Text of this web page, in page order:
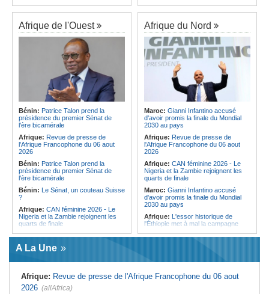
Congo-Kinshasa:Plan stratégique
triennal 2026-2028 - L'IGF place la
digitalisation au coeur des réformes
Congo-Kinshasa:RDC - Félix
Tshisekedi place le CEFOCK au
coeur de bataille de l'appropriation
du Génocost !
Congo-Kinshasa: Matadi - Le
Kongo Central lance la campagne
de sensibilisation au deuxième
Recensement général de la
population et de l'habitat
Congo-Kinshasa: Le VPM Shabani
remet aux organisations politiques la
directive ministérielle de l'année
politique 2026
Congo-Kinshasa:Gratien de
Saint-Nicolas Iracan - « Je ne
soutiendrai jamais un dialogue
destiné au partage du pouvoir ou à
la légitimation des groupes armés »
Ethiopie:Addis-Abeba - L'église
d'Afrique lance officiellement son
'cheminement' vers la grande
Assemblée de 2028
Afrique de l'Est: Le pari du régime
érythréen - Pousser le Tigray vers
une zone tampon dans le cadre
d'une nouvelle guerre par
procuration
Ethiopie:Le Premier ministre Abiy
inaugure le nouveau terminal de
l'aéroport international de Bahir Dar
Afrique:La Croix-Rouge
éthiopienne appelle à une
mobilisation accrue des ressources
locales en Afrique
Afrique de l'Est:
les moyens, entraver la coopération
équitable par tous les moyens
Afrique de l'Ouest
Bénin: Patrice Talon prend la
présidence du premier Sénat de
l'ère bicamérale
Afrique: Revue de presse de
l'Afrique Francophone du 06 aout
2026
Bénin: Patrice Talon prend la
présidence du premier Sénat de
l'ère bicamérale
Bénin: Le Sénat, un couteau Suisse
?
Afrique: CAN féminine 2026 - Le
Nigeria et la Zambie rejoignent les
quarts de finale
Afrique:Le continent, plaque
tournante des faux ordres de
virement
Mali:Achat d'un avion présidentiel -
condamnation de l'ex-ministre de
l'Économie
Afrique du Nord
Maroc: Gianni Infantino accusé
d'avoir promis la finale du Mondial
2030 au pays
Afrique: Revue de presse de
l'Afrique Francophone du 06 aout
2026
Afrique: CAN féminine 2026 - Le
Nigeria et la Zambie rejoignent les
quarts de finale
Maroc: Gianni Infantino accusé
d'avoir promis la finale du Mondial
2030 au pays
Afrique: L'essor historique de
l'Éthiopie met à mal la campagne
blessés dans un grave accident de
A La Une
Afrique: Revue de presse de l'Afrique Francophone du 06 aout
2026 (allAfrica)